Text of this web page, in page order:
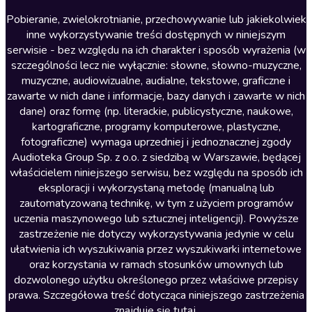
Literatura anglojęzyczna
Literatura faktu
Literatura obyczajowa
Literatura piękna obca
Literatura piękna polska
Nagrania relaksacyjne
Nauka języków
Nauki humanistyczne
Podcasty i audycje
Polityka
Prasa
Religia
Romans
Pobieranie, zwielokrotnianie, przechowywanie lub jakiekolwiek
inne wykorzystywanie treści dostępnych w niniejszym
serwisie - bez względu na ich charakter i sposób wyrażenia (w
szczególności lecz nie wyłącznie: słowne, słowno-muzyczne,
muzyczne, audiowizualne, audialne, tekstowe, graficzne i
zawarte w nich dane i informacje, bazy danych i zawarte w nich
dane) oraz formę (np. literackie, publicystyczne, naukowe,
kartograficzne, programy komputerowe, plastyczne,
fotograficzne) wymaga uprzedniej i jednoznacznej zgody
Audioteka Group Sp. z o.o. z siedzibą w Warszawie, będącej
właścicielem niniejszego serwisu, bez względu na sposób ich
eksploracji i wykorzystaną metodę (manualną lub
zautomatyzowaną technikę, w tym z użyciem programów
uczenia maszynowego lub sztucznej inteligencji). Powyższe
zastrzeżenie nie dotyczy wykorzystywania jedynie w celu
ułatwienia ich wyszukiwania przez wyszukiwarki internetowe
oraz korzystania w ramach stosunków umownych lub
dozwolonego użytku określonego przez właściwe przepisy
prawa. Szczegółowa treść dotycząca niniejszego zastrzeżenia